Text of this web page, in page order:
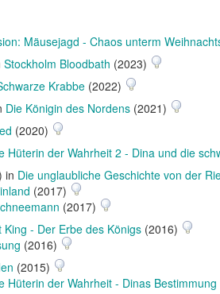
Mäusejagd - Chaos unterm
Stockholm Bloodbath (2023)
Krabbe (2022)
Die Königin des Nordens (2021)
(2020)
Hüterin der Wahrheit 2 - Dina und die
in Die unglaubliche Geschichte von der
(2017)
(2017)
King - Der Erbe des Königs (2016)
(2016)
(2015)
Hüterin der Wahrheit - Dinas Bestimmung